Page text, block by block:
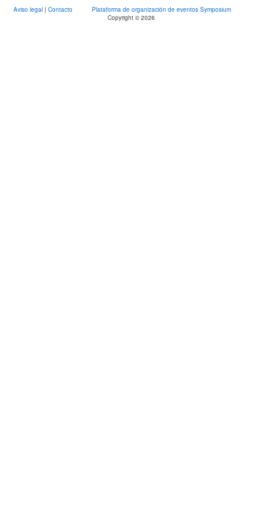
Aviso legal | Contacto
Plataforma de organización de eventos Symposium
Copyright © 2026